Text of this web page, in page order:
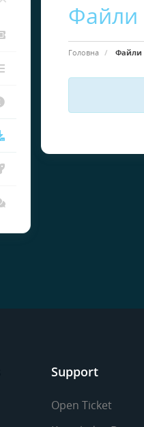
Файли
Головна Файли
Support
Open Ticket